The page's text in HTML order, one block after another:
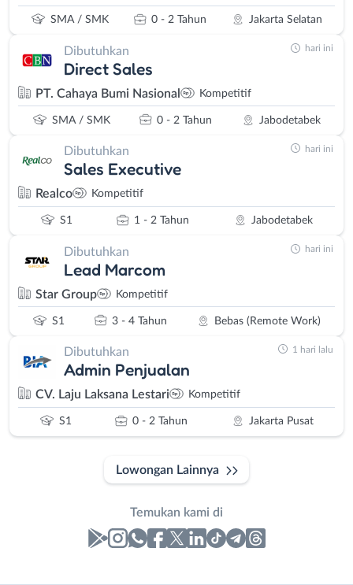
SMA / SMK 0 - 2 Tahun Jakarta Selatan
Dibutuhkan
Direct Sales
PT. Cahaya Bumi Nasional Kompetitif
SMA / SMK 0 - 2 Tahun Jabodetabek
hari ini
Dibutuhkan
Sales Executive
Realco Kompetitif
S1 1 - 2 Tahun Jabodetabek
hari ini
Dibutuhkan
Lead Marcom
Star Group Kompetitif
S1 3 - 4 Tahun Bebas (Remote Work)
hari ini
Dibutuhkan
Admin Penjualan
CV. Laju Laksana Lestari Kompetitif
S1 0 - 2 Tahun Jakarta Pusat
1 hari lalu
Lowongan Lainnya
Temukan kami di